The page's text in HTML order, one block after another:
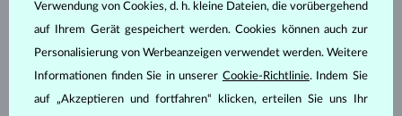
SCHMUCK AUS DEMKLENOTA ATELIER
Verwendung von Cookies, d. h. kleine Dateien, die vorübergehend
auf Ihrem Gerät gespeichert werden. Cookies können auch zur
Personalisierung von Werbeanzeigen verwendet werden. Weitere
Informationen finden Sie in unserer Cookie-Richtlinie. Indem Sie
auf „Akzeptieren und fortfahren“ klicken, erteilen Sie uns Ihr